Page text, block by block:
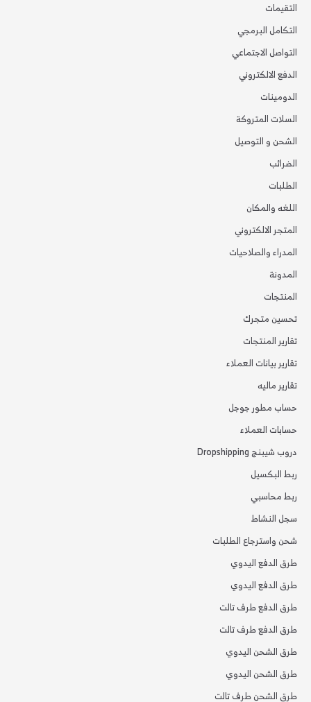
التقيمات
التكامل البرمجي
التواصل الاجتماعي
الدفع الالكتروني
الدومينات
السلات المتروكة
الشحن و التوصيل
الضرائب
الطلبات
اللغه والمكان
المتجر الالكتروني
المدراء والصلاحيات
المدونة
المنتجات
تحسين متجرك
تقارير المنتجات
تقارير بيانات العملاء
تقارير ماليه
حساب مطور جوجل
حسابات العملاء
دروب شيبنج Dropshipping
ربط البكسيل
ربط محاسبي
سجل النشاط
شحن واسترجاع الطلبات
طرق الدفع اليدوي
طرق الدفع اليدوي
طرق الدفع طرف تالت
طرق الدفع طرف تالت
طرق الشحن اليدوي
طرق الشحن اليدوي
طرق الشحن طرف تالت